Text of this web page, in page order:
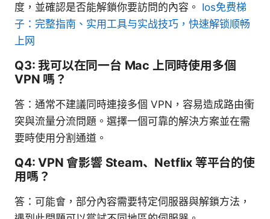
度，並確認是否能解鎖你要訪問的內容。 Ios免费梯
子：完整指南、实用工具与实战技巧，快速解锁顺畅
上网
Q3: 我可以在同一台 Mac 上同時使用多個
VPN 嗎？
答：通常不建議同時連接多個 VPN，容易造成路由衝
突與流量分流問題。選擇一個可靠的解決方案並在需
要時使用分割通道。
Q4: VPN 會影響 Steam、Netflix 等平台的使
用嗎？
答：可能會，部分內容需要特定伺服器與解鎖方法，